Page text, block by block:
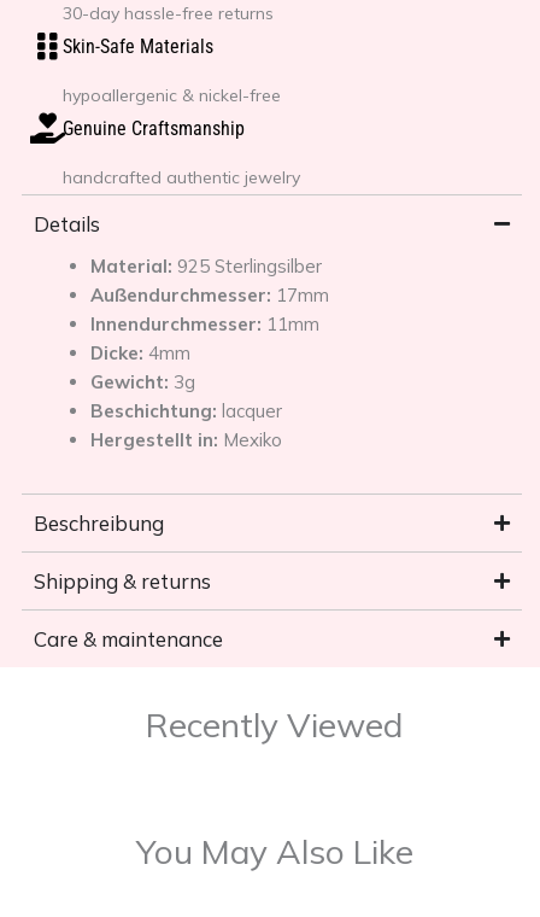
30-day hassle-free returns
Skin-Safe Materials
hypoallergenic & nickel-free
Genuine Craftsmanship
handcrafted authentic jewelry
Details
Material: 925 Sterlingsilber
Außendurchmesser: 17mm
Innendurchmesser: 11mm
Dicke: 4mm
Gewicht: 3g
Beschichtung: lacquer
Hergestellt in: Mexiko
Beschreibung
Shipping & returns
Care & maintenance
Recently Viewed
You May Also Like